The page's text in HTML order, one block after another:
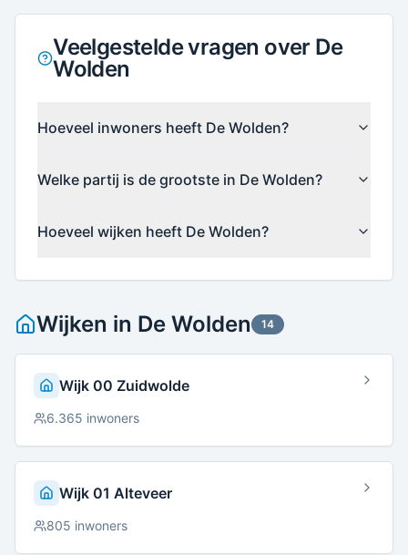
Veelgestelde vragen over De
Wolden
Hoeveel inwoners heeft De Wolden?
Welke partij is de grootste in De Wolden?
Hoeveel wijken heeft De Wolden?
Wijken in De Wolden 14
Wijk 00 Zuidwolde
6.365 inwoners
Wijk 01 Alteveer
805 inwoners